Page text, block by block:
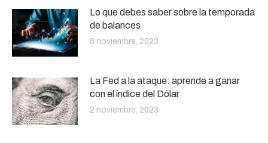
Lo que debes saber sobre la temporada
de balances
6 noviembre, 2023
La Fed a la ataque: aprende a ganar
con el índice del Dólar
2 noviembre, 2023